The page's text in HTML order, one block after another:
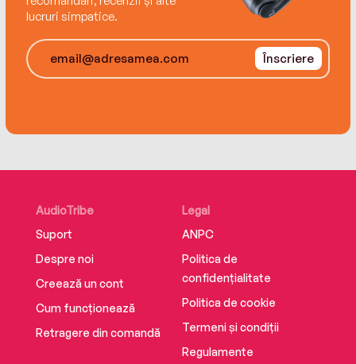
lucruri simpatice.
Înscriere
AudioTribe
Suport
Despre noi
Creează un cont
Cum funcționează
Retragere din comandă
Legal
ANPC
Politica de
confidențialitate
Politica de cookie
Termeni și condiții
Regulamente